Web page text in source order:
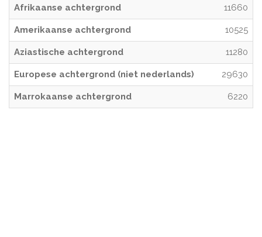
Afrikaanse achtergrond 11660
Amerikaanse achtergrond 10525
Aziastische achtergrond 11280
Europese achtergrond (niet nederlands) 29630
Marrokaanse achtergrond 6220